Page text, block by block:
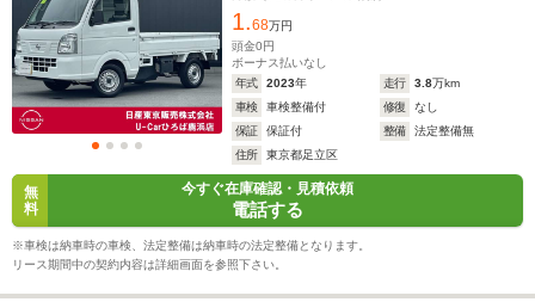
WLTCモード
燃費
ホイールベース
-m
15.7～18.7km/L
└市街地:14.0～
└郊外:16.4～
└高速道路:15.9～
18.6km/L
14.2～18.7km/L
└市街地:12.7～
└郊外:15.3～
1.68万円
頭金0円
ボーナス払いなし
年式
2023年 走行 3.8万km
車検
車検整備付 修復
なし
保証
保証付 整備
法定整備無
住所
東京都足立区
無
料
今すぐ在庫確認・見積依頼
電話する
※車検は納車時の車検、法定整備は納車時の法定整備となります。
リース期間中の契約内容は詳細画面を参照下さい。